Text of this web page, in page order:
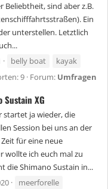
Beliebtheit, sind aber z.B.
Ein
unterstellen. Letztlich
belly boat
kayak
9 Forum: Umfragen
Sustain XG
ja wieder, die
Session bei uns an der
für eine neue
wollte ich euch mal zu
die Shimano Sustain in...
meerforelle